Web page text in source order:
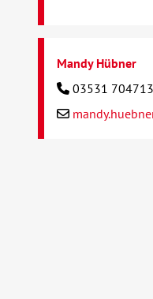
Mandy Hübner
03531 704713